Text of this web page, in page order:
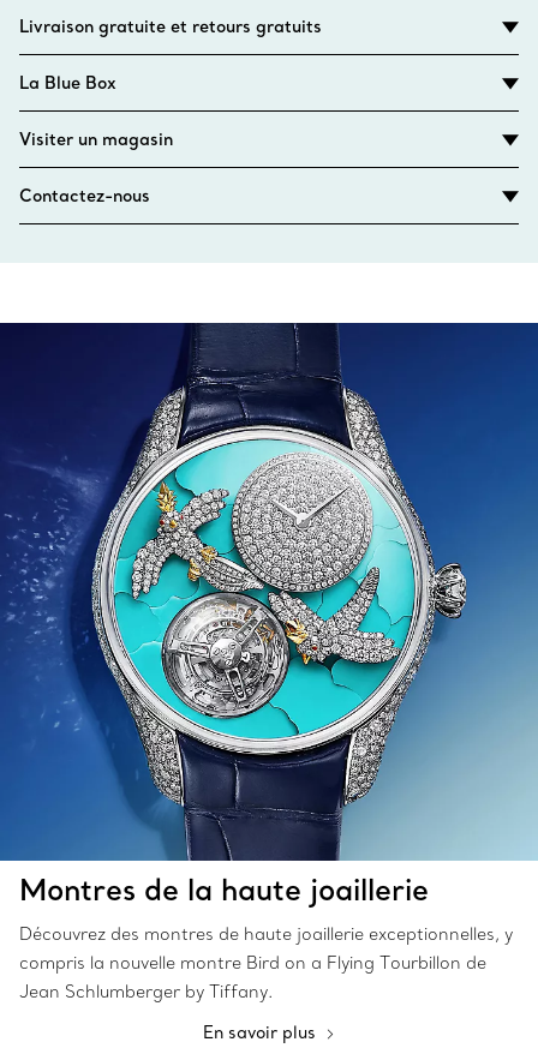
Numéro de produit:74361307
Livraison gratuite et retours gratuits
La Blue Box
Visiter un magasin
Contactez-nous
Montres de la haute joaillerie
Découvrez des montres de haute joaillerie exceptionnelles, y
compris la nouvelle montre Bird on a Flying Tourbillon de
Jean Schlumberger by Tiffany.
En savoir plus